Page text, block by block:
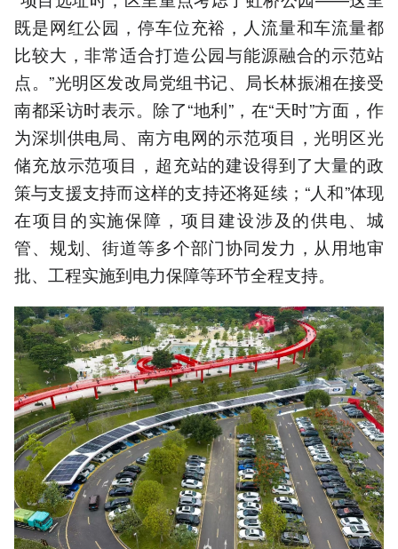
既是网红公园，停车位充裕，人流量和车流量都
比较大，非常适合打造公园与能源融合的示范站
点。”光明区发改局党组书记、局长林振湘在接受
南都采访时表示。除了“地利”，在“天时”方面，作
为深圳供电局、南方电网的示范项目，光明区光
储充放示范项目，超充站的建设得到了大量的政
策与支援支持而这样的支持还将延续；“人和”体现
在项目的实施保障，项目建设涉及的供电、城
管、规划、街道等多个部门协同发力，从用地审
批、工程实施到电力保障等环节全程支持。